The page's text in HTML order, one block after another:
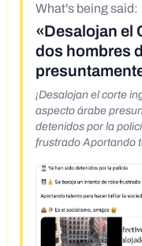
What's being said:
«Desalojan el
dos hombres
¡Desalojan el corte
aspecto árabe
detenidos por la policía Se baraja un intento de
frustrado Aportando talento para hacer brillar la sociedad Es